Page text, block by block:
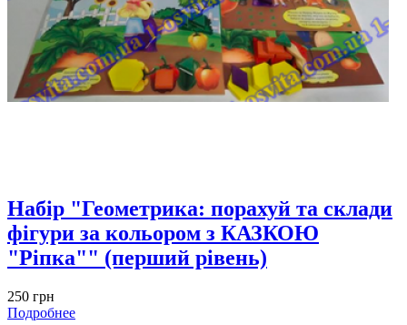
Набір "Геометрика: порахуй та склади
фігури за кольором з КАЗКОЮ
"Ріпка"" (перший рівень)
250 грн
Подробнее